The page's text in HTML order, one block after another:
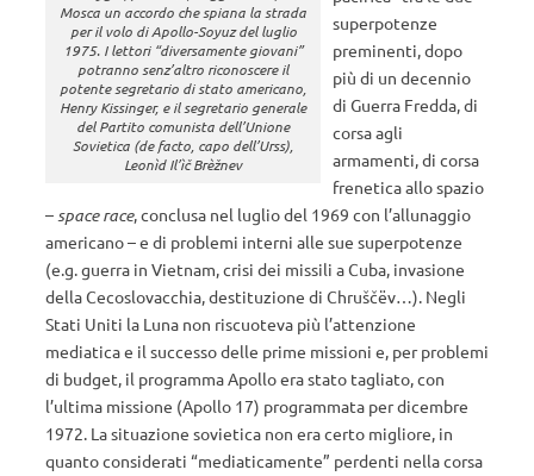
Mosca un accordo che spiana la strada
per il volo di Apollo-Soyuz del luglio
1975. I lettori “diversamente giovani”
potranno senz’altro riconoscere il
potente segretario di stato americano,
Henry Kissinger, e il segretario generale
del Partito comunista dell’Unione
Sovietica (de facto, capo dell’Urss),
Leonìd Il’ìč Brèžnev
superpotenze
preminenti, dopo
più di un decennio
di Guerra Fredda, di
corsa agli
armamenti, di corsa
frenetica allo spazio
–space race, conclusa nel luglio del 1969 con l’allunaggio
americano – e di problemi interni alle sue superpotenze
(e.g. guerra in Vietnam, crisi dei missili a Cuba, invasione
della Cecoslovacchia, destituzione di Chruščëv…). Negli
Stati Uniti la Luna non riscuoteva più l’attenzione
mediatica e il successo delle prime missioni e, per problemi
di budget, il programma Apollo era stato tagliato, con
l’ultima missione (Apollo 17) programmata per dicembre
1972. La situazione sovietica non era certo migliore, in
quanto considerati “mediaticamente” perdenti nella corsa